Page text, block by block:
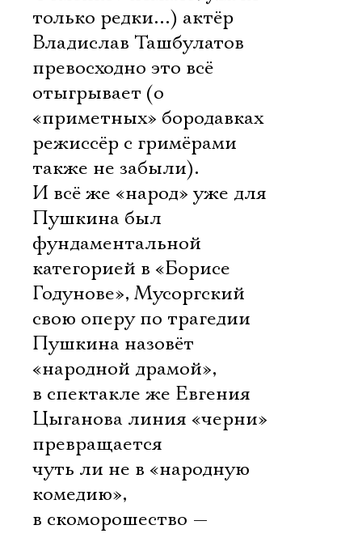
только редки…) актёр
Владислав Ташбулатов
превосходно это всё
отыгрывает (о
«приметных» бородавках
режиссёр с гримёрами
также не забыли).
И всё же «народ» уже для
Пушкина был
фундаментальной
категорией в «Борисе
Годунове», Мусоргский
свою оперу по трагедии
Пушкина назовёт
«народной драмой»,
в спектакле же Евгения
Цыганова линия «черни»
превращается
чуть ли не в «народную
комедию»,
в скоморошество —
Электропочта